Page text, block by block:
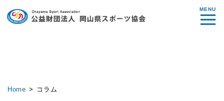
MENU
Home コラム